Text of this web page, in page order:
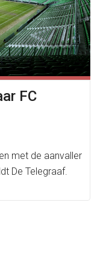
FC
met de aanvaller
De Telegraaf.